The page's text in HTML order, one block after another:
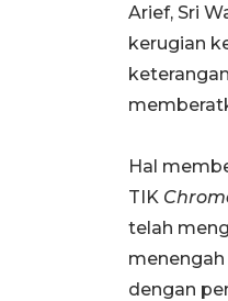
Arief, Sri
kerugian
Hal
TIK
telah
dengan